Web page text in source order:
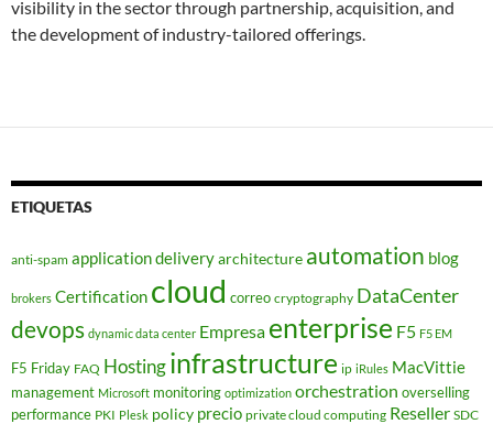
visibility in the sector through partnership, acquisition, and
the development of industry-tailored offerings.
ETIQUETAS
anti-spam application deliveryarchitecture automation blog
brokers Certification cloud correo cryptography DataCenter
devops dynamic data center Empresa enterprise F5 F5 EM
F5 Friday FAQ Hostinginfrastructure ip iRules MacVittie
management Microsoft monitoring optimization orchestration overselling
performance PKI Plesk policy precio private cloud computing Reseller SDC